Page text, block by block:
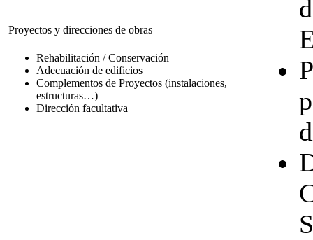
Proyectos y direcciones de obras
Rehabilitación / Conservación
Adecuación de edificios
Complementos de Proyectos (instalaciones,
estructuras…)
Dirección facultativa